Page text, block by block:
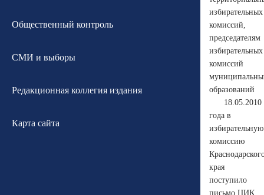
Общественный контроль
СМИ и выборы
Редакционная коллегия издания
Карта сайта
избирательных
комиссий,
председателям
избирательных
комиссий
образований
18.05.2010
года в
избирательную
комиссию
края
поступило
письмо ЦИК